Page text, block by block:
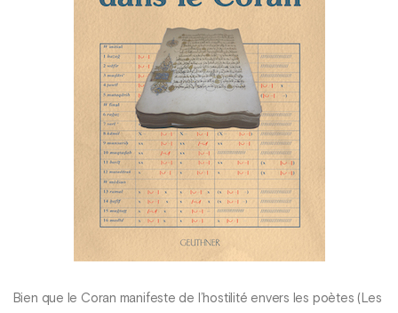
Bien que le Coran manifeste de l’hostilité envers les poètes (Les